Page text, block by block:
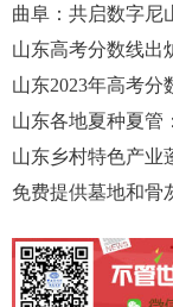
曲阜：共启数字尼
山东高考分数线出
山东2023年高考分
山东各地夏种夏管
山东乡村特色产业
免费提供墓地和骨